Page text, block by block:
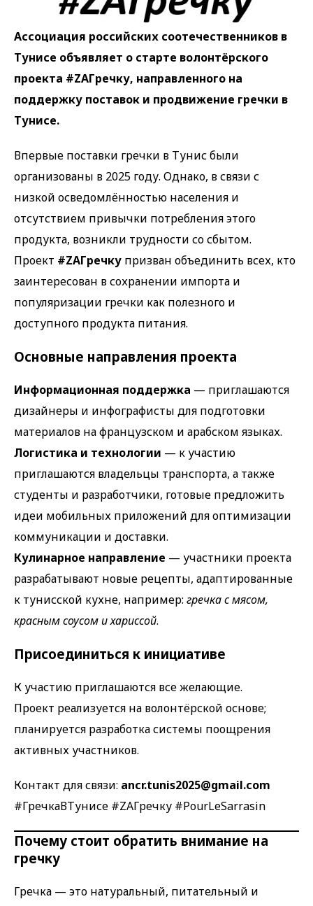
Ассоциация российских соотечественников в
Тунисе объявляет о старте волонтёрского
проекта #ZAГречку, направленного на
поддержку поставок и продвижение гречки в
Тунисе.
Впервые поставки гречки в Тунис были
организованы в 2025 году. Однако, в связи с
низкой осведомлённостью населения и
отсутствием привычки потребления этого
продукта, возникли трудности со сбытом.
Проект #ZAГречку призван объединить всех, кто
заинтересован в сохранении импорта и
популяризации гречки как полезного и
доступного продукта питания.
Основные направления проекта
Информационная поддержка — приглашаются
дизайнеры и инфографисты для подготовки
материалов на французском и арабском языках.
Логистика и технологии — к участию
приглашаются владельцы транспорта, а также
студенты и разработчики, готовые предложить
идеи мобильных приложений для оптимизации
коммуникации и доставки.
Кулинарное направление — участники проекта
разрабатывают новые рецепты, адаптированные
к тунисской кухне, например: гречка с мясом,
красным соусом и хариссой.
Присоединиться к инициативе
К участию приглашаются все желающие.
Проект реализуется на волонтёрской основе;
планируется разработка системы поощрения
активных участников.
Контакт для связи: ancr.tunis2025@gmail.com
#ГречкаВТунисе #ZAГречку #PourLeSarrasin
Почему стоит обратить внимание на
гречку
Гречка — это натуральный, питательный и